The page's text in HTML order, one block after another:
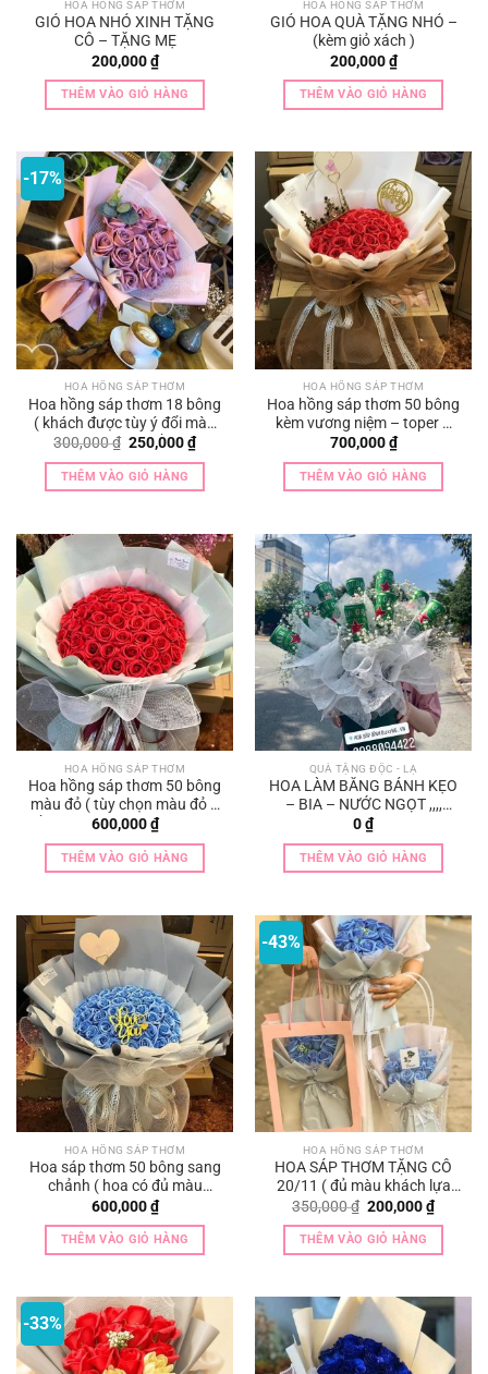
HOA HỒNG SÁP THƠM
GIỎ HOA NHỎ XINH TẶNG
CÔ – TẶNG MẸ
200,000₫
THÊM VÀO GIỎ HÀNG
HOA HỒNG SÁP THƠM
GIỎ HOA QUÀ TẶNG NHỎ –
(kèm giỏ xách )
200,000₫
THÊM VÀO GIỎ HÀNG
-17%
HOA HỒNG SÁP THƠM
Hoa hồng sáp thơm 18 bông
( khách được tùy ý đổi màu
hoa theo yêu cầu )
300,000₫ Giá
là:
300,000 ₫.
250,000₫Giá
hiện
tại
THÊM VÀO GIỎ HÀNG
HOA HỒNG SÁP THƠM
Hoa hồng sáp thơm 50 bông
kèm vương niệm – toper –
thiệp chúc mừng
700,000₫
THÊM VÀO GIỎ HÀNG
HOA HỒNG SÁP THƠM
Hoa hồng sáp thơm 50 bông
màu đỏ ( tùy chọn màu đỏ –
hồng – xanh – vàng – tím –
cam …)
600,000₫
THÊM VÀO GIỎ HÀNG
QUÀ TẶNG ĐỘC - LẠ
HOA LÀM BẰNG BÁNH KẸO
– BIA – NƯỚC NGỌT ,,,,
HOTTREND
0₫
THÊM VÀO GIỎ HÀNG
HOA HỒNG SÁP THƠM
Hoa sáp thơm 50 bông sang
chảnh ( hoa có đủ màu
khách lựa chọn ạ)
600,000₫
THÊM VÀO GIỎ HÀNG
-43%
HOA HỒNG SÁP THƠM
HOA SÁP THƠM TẶNG CÔ
20/11 ( đủ màu khách lựa
chọn màu hoa)
350,000₫ Giá
là:
350,000 ₫.
200,000₫Giá
hiện
THÊM VÀO GIỎ HÀNG
-33%